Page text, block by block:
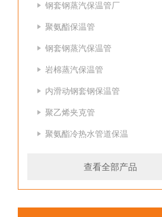
钢套钢蒸汽保温管厂
聚氨酯保温管
钢套钢蒸汽保温管
岩棉蒸汽保温管
内滑动钢套钢保温管
聚乙烯夹克管
聚氨酯冷热水管道保温
查看全部产品